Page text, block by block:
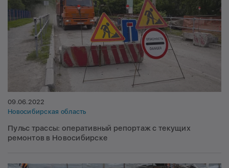
09.06.2022
Новосибирская область
Пульс трассы: оперативный репортаж с текущих
ремонтов в Новосибирске